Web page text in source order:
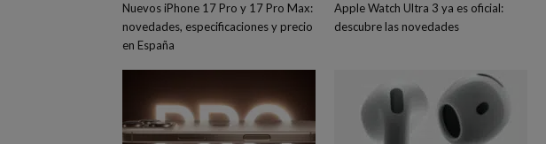
Nuevos iPhone 17 Pro y 17 Pro Max:
novedades, especificaciones y precio
en España
Apple Watch Ultra 3 ya es oficial:
descubre las novedades